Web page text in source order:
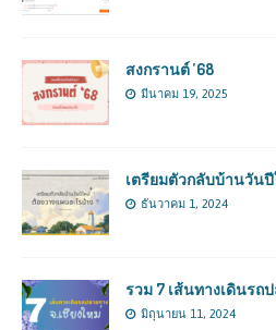
สงกรานต์ ’68
มีนาคม 19, 2025
เตรียมตัวกลับบ้านวันปี
ธันวาคม 1, 2024
รวม 7 เส้นทางเดินรถ
มิถุนายน 11, 2024